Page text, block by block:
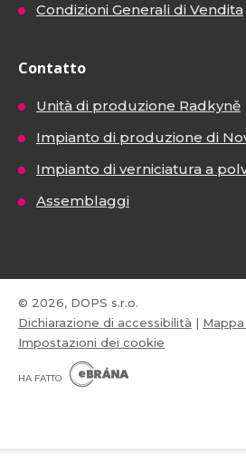
Condizioni Generali di Vendita
Contatto
Unità di produzione Radkyně
Impianto di produzione di
Impianto di verniciatura a
Assemblaggi
© 2026, DOPS s.r.o.
Dichiarazione di accessibilità |
Impostazioni dei cookie
HA FATTO
B